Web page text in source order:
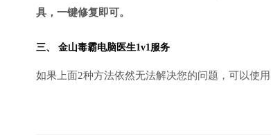
具，一键修复即可。
三、 金山毒霸电脑医生1v1服务
如果上面2种方法依然无法解决您的问题，可以使